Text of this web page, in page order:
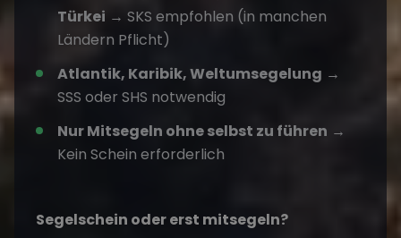
Türkei → SKS empfohlen (in manchen
Ländern Pflicht)
Atlantik, Karibik, Weltumsegelung →
SSS oder SHS notwendig
Nur Mitsegeln ohne selbst zu führen →
Kein Schein erforderlich
Segelschein oder erst mitsegeln?